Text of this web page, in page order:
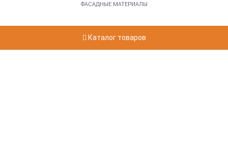
ФАСАДНЫЕ МАТЕРИАЛЫ
Каталог товаров